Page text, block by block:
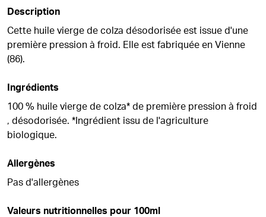
Description
Cette huile vierge de colza désodorisée est issue d'une
première pression à froid. Elle est fabriquée en Vienne
(86).
Ingrédients
100 % huile vierge de colza* de première pression à froid
, désodorisée. *Ingrédient issu de l'agriculture
biologique.
Allergènes
Pas d'allergènes
Valeurs nutritionnelles pour 100ml